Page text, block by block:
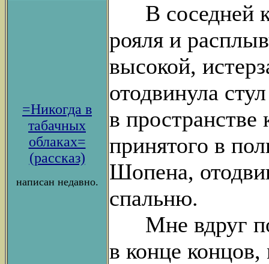
=Никогда в
табачных
облаках=
(рассказ)
написан недавно.
В соседней
рояля и
высокой,
отодвинула
в
принятого в
Шопена,
спальню.
Мне вдруг
в конце